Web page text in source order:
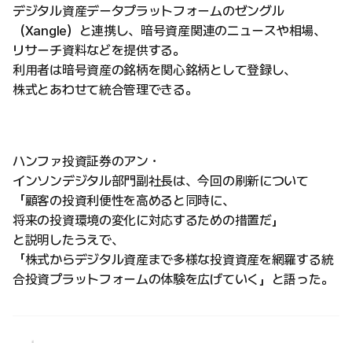
デジタル資産データプラットフォームのゼングル
（Xangle）と連携し、暗号資産関連のニュースや相場、
リサーチ資料などを提供する。
利用者は暗号資産の銘柄を関心銘柄として登録し、
株式とあわせて統合管理できる。
ハンファ投資証券のアン・
インソンデジタル部門副社長は、今回の刷新について
「顧客の投資利便性を高めると同時に、
将来の投資環境の変化に対応するための措置だ」
と説明したうえで、
「株式からデジタル資産まで多様な投資資産を網羅する統
合投資プラットフォームの体験を広げていく」と語った。